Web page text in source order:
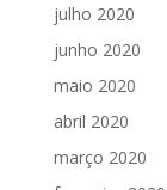
julho 2020
junho 2020
maio 2020
abril 2020
março 2020